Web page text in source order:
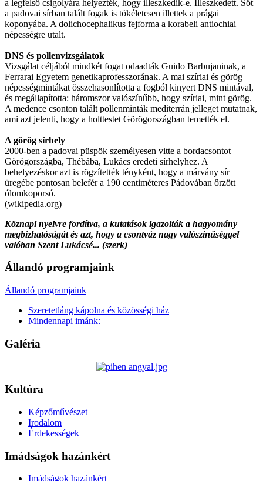
a legfelső csigolyára helyezték, hogy illeszkedik-e. Illeszkedett. Sőt
a padovai sírban talált fogak is tökéletesen illettek a prágai
koponyába. A dolichocephalikus fejforma a korabeli antiochiai
népességre utalt.
DNS és pollenvizsgálatok
Vizsgálat céljából mindkét fogat odaadták Guido Barbujaninak, a
Ferrarai Egyetem genetikaprofesszorának. A mai szíriai és görög
népességmintákat összehasonlította a fogból kinyert DNS mintával,
és megállapította: háromszor valószínűbb, hogy szíriai, mint görög.
A medence csonton talált pollenminták mediterrán jelleget mutatnak,
ami azt jelenti, hogy a holttestet Görögországban temették el.
A görög sírhely
2000-ben a padovai püspök személyesen vitte a bordacsontot
Görögországba, Thébába, Lukács eredeti sírhelyhez. A
behelyezéskor azt is rögzítették tényként, hogy a márvány sír
üregébe pontosan belefér a 190 centiméteres Pádovában őrzött
ólomkoporsó.
(wikipedia.org)
Köznapi nyelvre fordítva, a kutatások igazolták a hagyomány
megbízhatóságát és azt, hogy a csontváz nagy valószínűséggel
valóban Szent Lukácsé... (szerk)
Állandó programjaink
Állandó programjaink
Szeretetláng kápolna és közösségi ház
Mindennapi imánk:
Galéria
Kultúra
Képzőművészet
Irodalom
Érdekességek
Imádságok hazánkért
Imádságok hazánkért